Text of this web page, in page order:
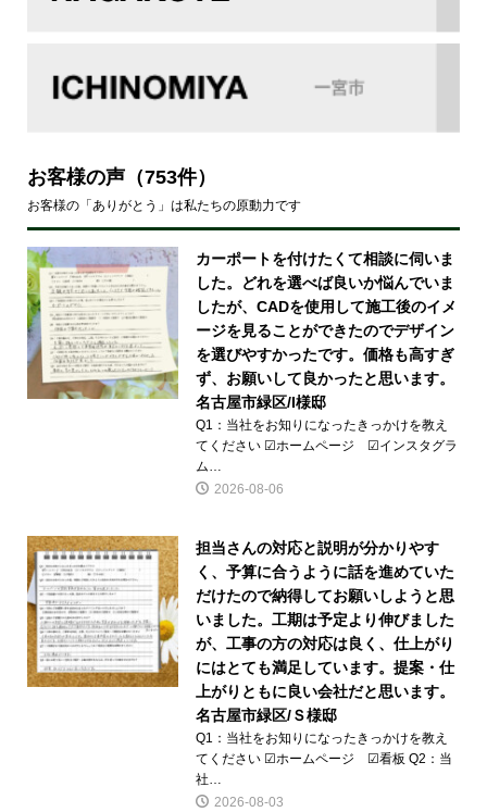
お客様の声（753件）
お客様の「ありがとう」は私たちの原動力です
カーポートを付けたくて相談に伺いま
した。どれを選べば良いか悩んでいま
したが、CADを使用して施工後のイメ
ージを見ることができたのでデザイン
を選びやすかったです。価格も高すぎ
ず、お願いして良かったと思います。
名古屋市緑区/I様邸
Q1：当社をお知りになったきっかけを教え
てください ☑ホームページ ☑インスタグラ
ム…
2026-08-06
担当さんの対応と説明が分かりやす
く、予算に合うように話を進めていた
だけたので納得してお願いしようと思
いました。工期は予定より伸びました
が、工事の方の対応は良く、仕上がり
にはとても満足しています。提案・仕
上がりともに良い会社だと思います。
名古屋市緑区/Ｓ様邸
Q1：当社をお知りになったきっかけを教え
てください ☑ホームページ ☑看板 Q2：当
社…
2026-08-03